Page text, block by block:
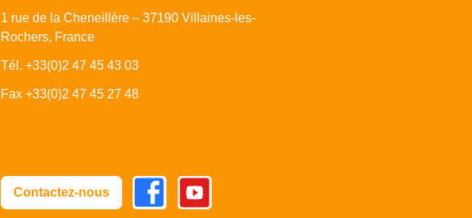
1 rue de la Cheneillère – 37190 Villaines-les-
Rochers, France
Tél. +33(0)2 47 45 43 03
Fax +33(0)2 47 45 27 48
Contactez-nous
FacebookYoutube